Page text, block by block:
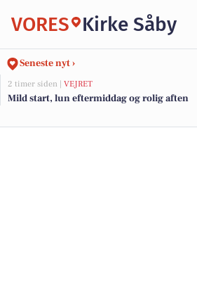
VORES Kirke Såby
Seneste nyt ›
2 timer siden | VEJRET
Mild start, lun eftermiddag og rolig aften